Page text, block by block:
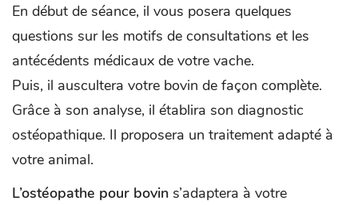
En début de séance, il vous posera quelques
questions sur les motifs de consultations et les
antécédents médicaux de votre vache.
Puis, il auscultera votre bovin de façon complète.
Grâce à son analyse, il établira son diagnostic
ostéopathique. Il proposera un traitement adapté à
votre animal.
L’ostéopathe pour bovin s’adaptera à votre